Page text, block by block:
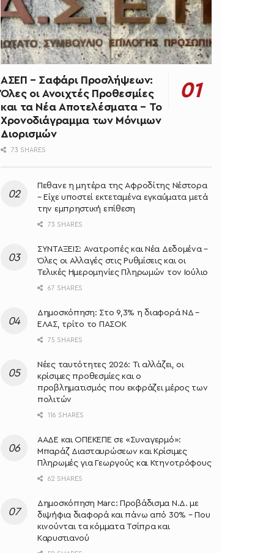
ΑΣΕΠ – Σαφάρι Προσλήψεων:
Όλες οι Ανοιχτές Προθεσμίες
και τα Νέα Αποτελέσματα – Το
Χρονοδιάγραμμα των Μόνιμων
Διορισμών
73 SHARES
Πεθανε η μητέρα της Αφροδίτης Νέστορα
– Είχε υποστεί εκτεταμένα εγκαύματα μετά
την εμπρηστική επίθεση
73 SHARES
ΣΥΝΤΑΞΕΙΣ: Ανατροπές και Νέα Δεδομένα –
Όλες οι Αλλαγές στις Ρυθμίσεις και οι
Τελικές Ημερομηνίες Πληρωμών τον Ιούλιο
67 SHARES
Δημοσκόπηση: Στο 9,3% η διαφορά ΝΔ –
ΕΛΑΣ, τρίτο το ΠΑΣΟΚ
75 SHARES
Νέες ταυτότητες 2026: Τι αλλάζει, οι
κρίσιμες προθεσμίες και ο
προβληματισμός που εκφράζει μέρος των
πολιτών
116 SHARES
ΑΑΔΕ και ΟΠΕΚΕΠΕ σε «Συναγερμό»:
Μπαράζ Διασταυρώσεων και Κρίσιμες
Πληρωμές για Γεωργούς και Κτηνοτρόφους
62 SHARES
Δημοσκόπηση Marc: Προβάδισμα Ν.Δ. με
διψήφια διαφορά και πάνω από 30% – Που
κινούνται τα κόμματα Τσίπρα και
Καρυστιανού